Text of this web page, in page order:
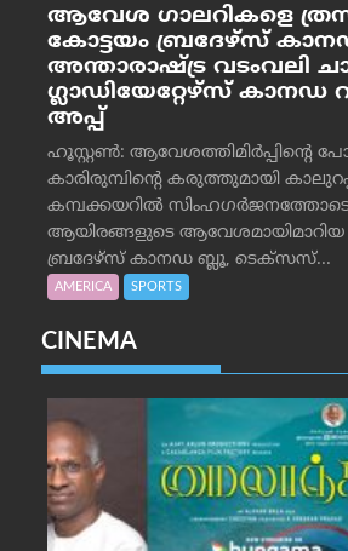
ആവേശ ഗാലറികളെ
കോട്ടയം ബ്രദേഴ്‌സ്
അന്താരാഷ്ട്ര വടംവലി
ഗ്ലാഡിയേറ്റേഴ്‌സ് കാനഡ
അപ്പ്
ഹൂസ്റ്റണ്‍: ആവേശത്തിമിര്‍പ്പിന്റെ
കാരിരുമ്പിന്റെ കരുത്തുമായി
കമ്പക്കയറില്‍
ആയിരങ്ങളുടെ ആവേശമായിമാറിയ
ബ്രദേഴ്‌സ് കാനഡ ബ്ലൂ, ടെക്‌സസ്...
AMERICA SPORTS
CINEMA